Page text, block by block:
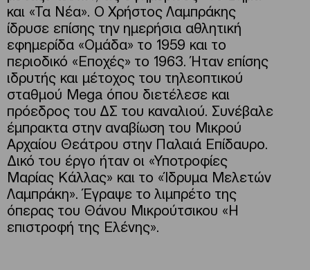
και «Τα Νέα». Ο Χρήστος Λαμπράκης
ίδρυσε επίσης την ημερήσια αθλητική
εφημερίδα «Ομάδα» το 1959 και το
περιοδικό «Εποχές» το 1963. Ήταν επίσης
ιδρυτής και μέτοχος του τηλεοπτικού
σταθμού Mega όπου διετέλεσε και
πρόεδρος του ΔΣ του καναλιού. Συνέβαλε
έμπρακτα στην αναβίωση του Μικρού
Αρχαίου Θεάτρου στην Παλαιά Επίδαυρο.
Δικό του έργο ήταν οι «Υποτροφίες
Μαρίας Κάλλας» και το «Ίδρυμα Μελετών
Λαμπράκη». Έγραψε το λιμπρέτο της
όπερας του Θάνου Μικρούτσικου «Η
επιστροφή της Ελένης».